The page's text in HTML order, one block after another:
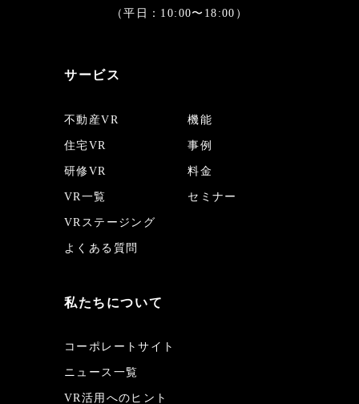
サービス
不動産VR
住宅VR
研修VR
VR一覧
VRステージング
よくある質問
機能
事例
料金
セミナー
私たちについて
コーポレートサイト
ニュース一覧
VR活用へのヒント
（平日：10:00〜18:00）